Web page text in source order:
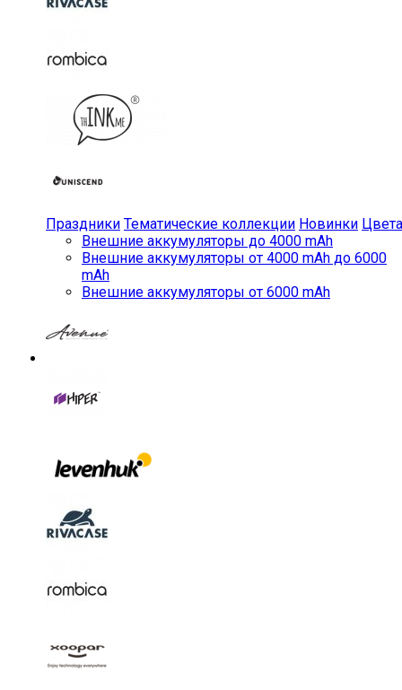
Праздники Тематические коллекции Новинки Цвета
Внешние аккумуляторы до 4000 mAh
Внешние аккумуляторы от 4000 mAh до 6000
mAh
Внешние аккумуляторы от 6000 mAh